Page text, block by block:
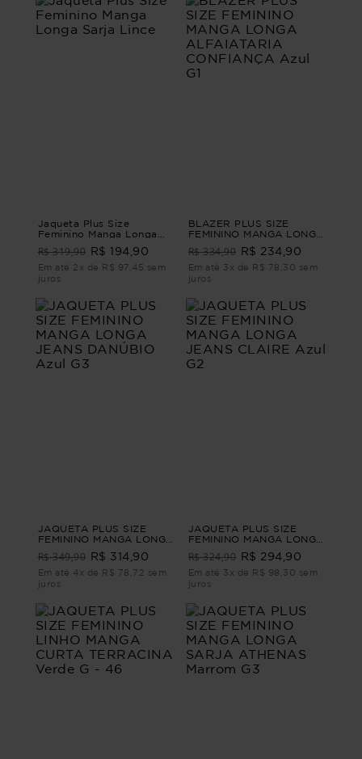
Jaqueta Plus Size
Feminino Manga Longa
R$ 319,90 R$ 194,90
Em até 2x de R$ 97,45 sem
juros
BLAZER PLUS SIZE
FEMININO MANGA LONGA
ALFAIATARIA
CONFIANÇA Azul G1
R$ 334,90 R$ 234,90
Em até 3x de R$ 78,30 sem
juros
JAQUETA PLUS SIZE
FEMININO MANGA LONGA
JEANS DANÚBIO Azul G3
R$ 349,90 R$ 314,90
Em até 4x de R$ 78,72 sem
juros
JAQUETA PLUS SIZE
FEMININO MANGA LONGA
JEANS CLAIRE Azul G2
R$ 324,90 R$ 294,90
Em até 3x de R$ 98,30 sem
juros